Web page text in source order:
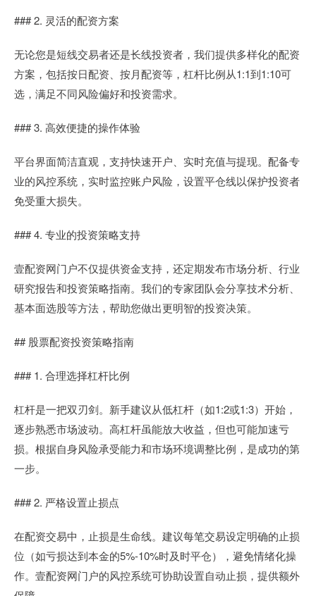
### 2. 灵活的配资方案
无论您是短线交易者还是长线投资者，我们提供多样化的配资
方案，包括按日配资、按月配资等，杠杆比例从1:1到1:10可
选，满足不同风险偏好和投资需求。
### 3. 高效便捷的操作体验
平台界面简洁直观，支持快速开户、实时充值与提现。配备专
业的风控系统，实时监控账户风险，设置平仓线以保护投资者
免受重大损失。
### 4. 专业的投资策略支持
壹配资网门户不仅提供资金支持，还定期发布市场分析、行业
研究报告和投资策略指南。我们的专家团队会分享技术分析、
基本面选股等方法，帮助您做出更明智的投资决策。
## 股票配资投资策略指南
### 1. 合理选择杠杆比例
杠杆是一把双刃剑。新手建议从低杠杆（如1:2或1:3）开始，
逐步熟悉市场波动。高杠杆虽能放大收益，但也可能加速亏
损。根据自身风险承受能力和市场环境调整比例，是成功的第
一步。
### 2. 严格设置止损点
在配资交易中，止损是生命线。建议每笔交易设定明确的止损
位（如亏损达到本金的5%-10%时及时平仓），避免情绪化操
作。壹配资网门户的风控系统可协助设置自动止损，提供额外